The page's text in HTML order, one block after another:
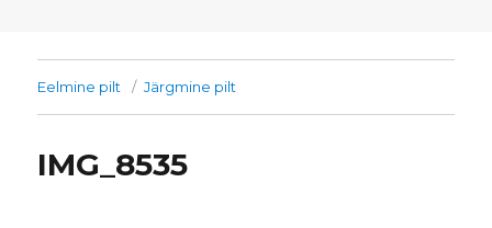
Eelmine pilt Järgmine pilt
IMG_8535